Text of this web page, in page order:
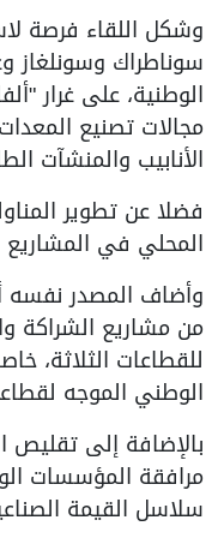
وشكل اللقاء فرصة
سوناطراك وسونلغاز
الوطنية، على غرار
مجالات تصنيع
الأنابيب والمنشآت
فضلا عن تطوير
المحلي في المشاريع
وأضاف المصدر نفسه
من مشاريع الشراكة
للقطاعات الثلاثة،
الوطني الموجه
بالإضافة إلى تقليص
مرافقة المؤسسات
سلاسل القيمة